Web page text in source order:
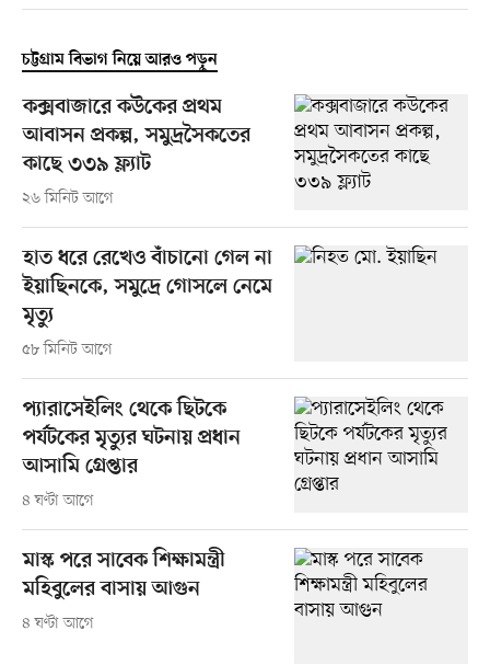
চট্টগ্রাম বিভাগ নিয়ে আরও পড়ুন
কক্সবাজারে কউকের প্রথম
আবাসন প্রকল্প, সমুদ্রসৈকতের
কাছে ৩৩৯ ফ্ল্যাট
২৬ মিনিট আগে
হাত ধরে রেখেও বাঁচানো গেল না
ইয়াছিনকে, সমুদ্রে গোসলে নেমে
মৃত্যু
৫৮ মিনিট আগে
প্যারাসেইলিং থেকে ছিটকে
পর্যটকের মৃত্যুর ঘটনায় প্রধান
আসামি গ্রেপ্তার
৪ ঘণ্টা আগে
মাস্ক পরে সাবেক শিক্ষামন্ত্রী
মহিবুলের বাসায় আগুন
৪ ঘণ্টা আগে